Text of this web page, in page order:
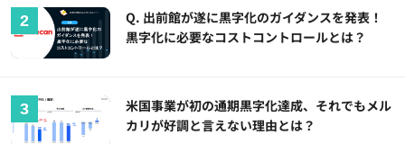
Q. 出前館が遂に黒字化のガイダンスを発表！
黒字化に必要なコストコントロールとは？
米国事業が初の通期黒字化達成、それでもメル
カリが好調と言えない理由とは？